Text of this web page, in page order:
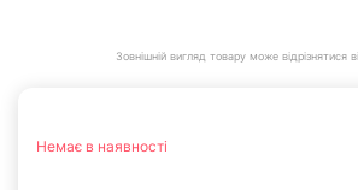
Зовнішній вигляд товару може відрізнятися
Немає в наявності